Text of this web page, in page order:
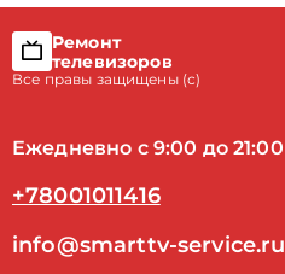
Ремонт
телевизоров
Все правы защищены (с)
Ежедневно с 9:00 до 21:00
+78001011416
info@smarttv-service.ru